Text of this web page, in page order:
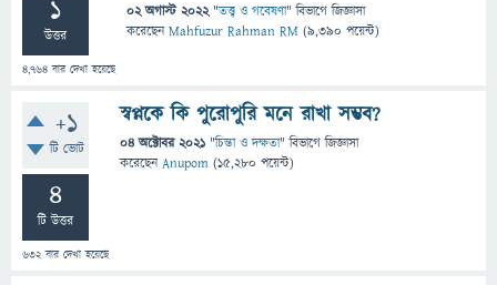
1
উত্তর
4,764 বার দেখা হয়েছে
02 অগাস্ট 2022 "তত্ত্ব ও গবেষণা" বিভাগে জিজ্ঞাসা
করেছেনMahfuzur Rahman RM (9,390 পয়েন্ট)
+1
টি ভোট
4
টি উত্তর
632বার দেখা হয়েছে
স্বপ্নকে কি পুরোপুরি মনে রাখা সম্ভব?
04 অক্টোবর 2021 "চিন্তা ও দক্ষতা" বিভাগে জিজ্ঞাসা
করেছেনAnupom (15,280 পয়েন্ট)